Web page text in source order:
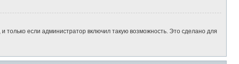
если администратор включил такую возможность. Это сделано для